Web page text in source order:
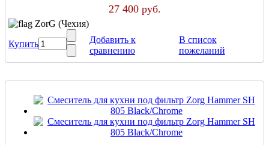
27 400 руб.
ZorG (Чехия)
Купить
Добавить к
сравнению
В список
пожеланий